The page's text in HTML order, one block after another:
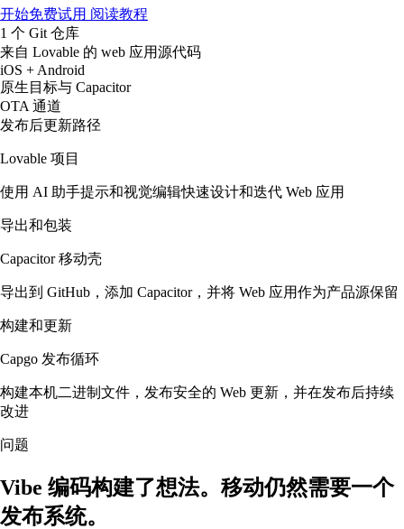
开始免费试用 阅读教程
1 个 Git 仓库
来自 Lovable 的 web 应用源代码
iOS + Android
原生目标与 Capacitor
OTA 通道
发布后更新路径
Lovable 项目
使用 AI 助手提示和视觉编辑快速设计和迭代 Web 应用
导出和包装
Capacitor 移动壳
导出到 GitHub，添加 Capacitor，并将 Web 应用作为产品源保留
构建和更新
Capgo 发布循环
构建本机二进制文件，发布安全的 Web 更新，并在发布后持续
改进
问题
Vibe 编码构建了想法。移动仍然需要一个
发布系统。